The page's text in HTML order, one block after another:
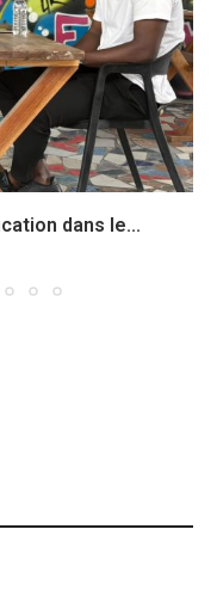
dans le...